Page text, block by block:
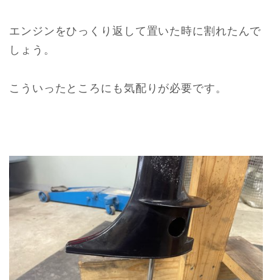
エンジンをひっくり返して置いた時に割れたんで
しょう。
こういったところにも気配りが必要です。